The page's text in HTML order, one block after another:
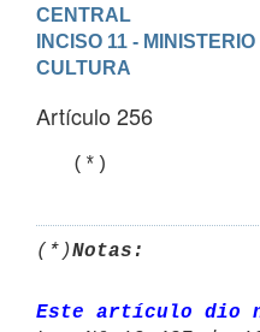
CENTRAL
INCISO 11 -
CULTURA
Artículo 256
   (*)
(*)Notas:
Este artículo dio